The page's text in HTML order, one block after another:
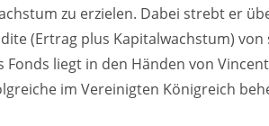
zu erzielen. Dabei strebt er
(Ertrag plus Kapitalwachstum)
Fonds liegt in den Händen von
im Vereinigten Königreich